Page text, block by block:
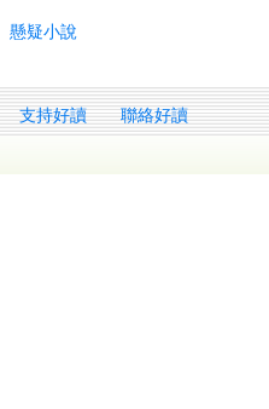
懸疑小說
支持好讀 聯絡好讀